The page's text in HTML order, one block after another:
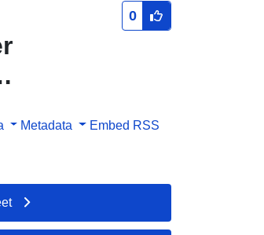
0
Metadata Embed RSS